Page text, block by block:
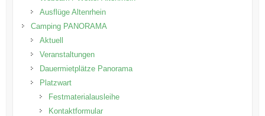
Ausflüge Altenrhein
Camping PANORAMA
Aktuell
Veranstaltungen
Dauermietplätze Panorama
Platzwart
Festmaterialausleihe
Kontaktformular